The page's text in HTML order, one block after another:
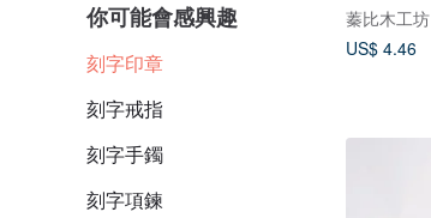
你可能會感興趣
刻字印章
刻字戒指
刻字手鐲
刻字項鍊
蓁比木工坊
US$ 4.46